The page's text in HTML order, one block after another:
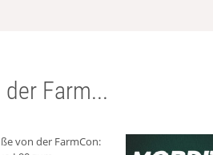
Farm...
von der FarmCon: